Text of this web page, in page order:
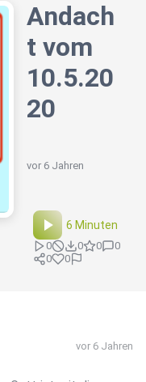
Andach
t vom
10.5.20
20
vor 6 Jahren
6 Minuten
0 0 0
0
0
0
vor 6 Jahren